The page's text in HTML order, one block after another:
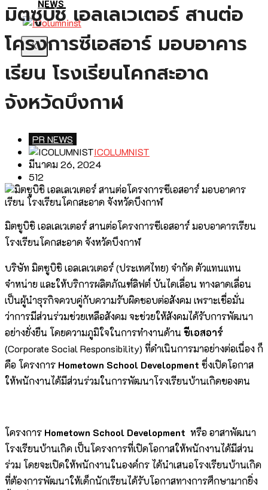
NEWS
X
มิตซูบิชิ เอลเลเวเตอร์ สานต่อ
โครงการซีเอสอาร์ มอบอาคาร
เรียน โรงเรียนโคกสะอาด
จังหวัดบึงกาฬ
PR NEWS
ICOLUMNIST
มีนาคม 26, 2024
512
มิตซูบิชิ เอลเลเวเตอร์ สานต่อโครงการซีเอสอาร์ มอบอาคารเรียน
โรงเรียนโคกสะอาด จังหวัดบึงกาฬ
บริษัท มิตซูบิชิ เอลเลเวเตอร์ (ประเทศไทย) จำกัด ตัวแทนแทน
จำหน่าย และให้บริการผลิตภัณฑ์ลิฟต์ บันไดเลื่อน ทางลาดเลื่อน
เป็นผู้นำธุรกิจควบคู่กับความรับผิดชอบต่อสังคม เพราะเชื่อมั่น
ว่าการมีส่วนร่วมช่วยเหลือสังคม จะช่วยให้สังคมได้รับการพัฒนา
อย่างยั่งยืน โดยความภูมิใจในการทำงานด้าน ซีเอสอาร์
(Corporate Social Responsibility) ที่ดำเนินการมาอย่างต่อเนื่อง ก็
คือ โครงการ Hometown School Development ซึ่งเปิดโอกาส
ให้พนักงานได้มีส่วนร่วมในการพัฒนาโรงเรียนบ้านเกิดของตน
โครงการ Hometown School Development หรือ อาสาพัฒนา
โรงเรียนบ้านเกิด เป็นโครงการที่เปิดโอกาสให้พนักงานได้มีส่วน
ร่วม โดยจะเปิดให้พนักงานในองค์กร ได้นำเสนอโรงเรียนบ้านเกิด
ที่ต้องการพัฒนาให้เด็กนักเรียนได้รับโอกาสทางการศึกษามากยิ่ง